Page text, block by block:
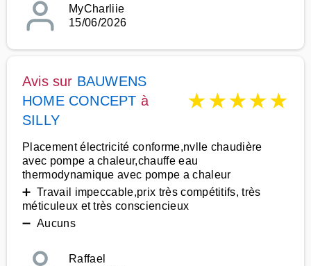
MyCharliie
15/06/2026
Avis sur BAUWENS
HOME CONCEPT à
SILLY
★★★★★
Placement électricité conforme,nvlle chaudière
avec pompe a chaleur,chauffe eau
thermodynamique avec pompe a chaleur
➕ Travail impeccable,prix très compétitifs, très
méticuleux et très consciencieux
➖ Aucuns
Raffael